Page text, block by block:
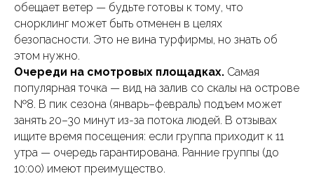
обещает ветер — будьте готовы к тому, что
снорклинг может быть отменен в целях
безопасности. Это не вина турфирмы, но знать об
этом нужно.
Очереди на смотровых площадках. Самая
популярная точка — вид на залив со скалы на острове
№8. В пик сезона (январь–февраль) подъем может
занять 20–30 минут из-за потока людей. В отзывах
ищите время посещения: если группа приходит к 11
утра — очередь гарантирована. Ранние группы (до
10:00) имеют преимущество.